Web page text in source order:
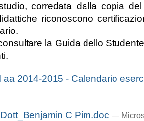
corredata dalla copia
riconoscono
la Guida dello
aa 2014-2015 - Calendario
C Pim.doc—